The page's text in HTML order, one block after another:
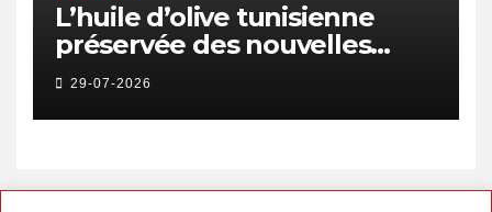
L’huile d’olive tunisienne
préservée des nouvelles
surtaxes américaines de
Donald Trump
29-07-2026